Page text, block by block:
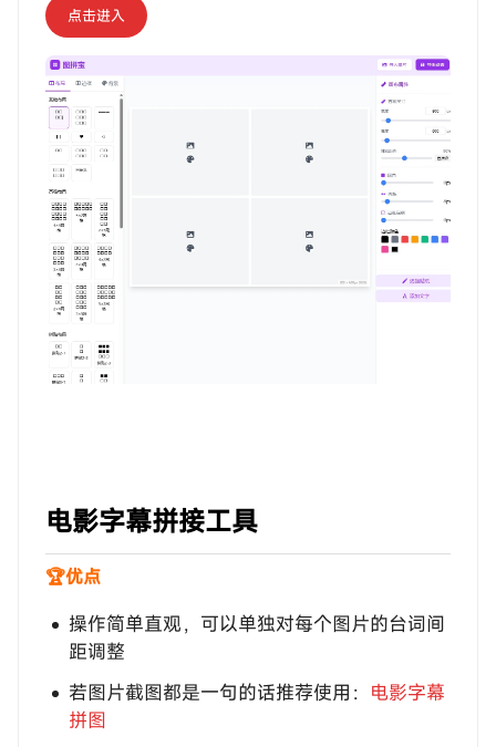
点击进入
电影字幕拼接工具
🏆优点
操作简单直观，可以单独对每个图片的台词间
距调整
若图片截图都是一句的话推荐使用： 电影字幕
拼图